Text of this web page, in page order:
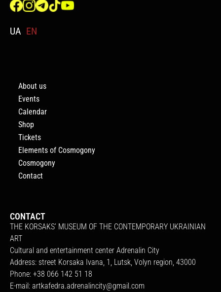
UA EN
About us
Events
Calendar
Shop
Tickets
Elements of Cosmogony
Cosmogony
Contact
CONTACT
THE KORSAKS’ MUSEUM OF THE CONTEMPORARY UKRAINIAN
ART
Cultural and entertainment center Adrenalin City
Address: street Korsaka Ivana, 1, Lutsk, Volyn region, 43000
Phone: +38 066 142 51 18
E-mail: artkafedra.adrenalincity@gmail.com